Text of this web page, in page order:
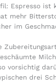
Espresso ist
mehr
im
vorsichtig
drei